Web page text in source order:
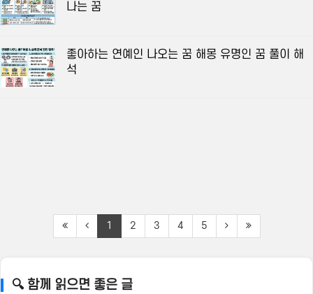
나는 꿈
좋아하는 연예인 나오는 꿈 해몽 유명인 꿈 풀이 해
석
1 2 3 4 5
🔍 함께 읽으면 좋은 글